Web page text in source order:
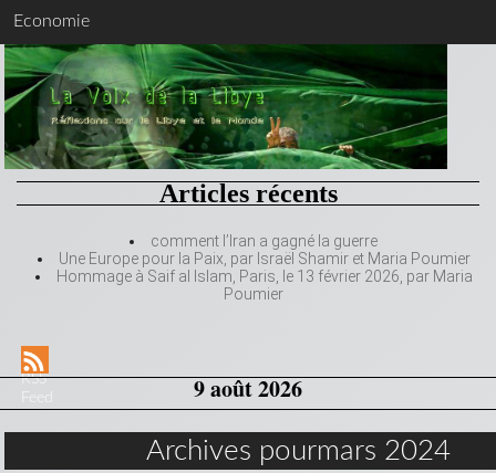
Economie
Articles récents
comment l’Iran a gagné la guerre
Une Europe pour la Paix, par Israël Shamir et Maria Poumier
Hommage à Saif al Islam, Paris, le 13 février 2026, par Maria
Poumier
RSS
Feed
9 août 2026
Archives pourmars 2024